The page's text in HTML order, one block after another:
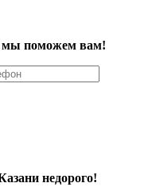
мы поможем вам!
недорого!